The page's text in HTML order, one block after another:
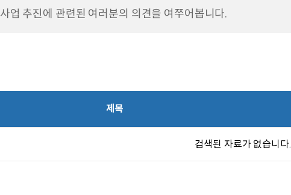
업 추진에 관련된 여러분의 의견을 여쭈어봅니다.
제목
검색된 자료가 없습니다.